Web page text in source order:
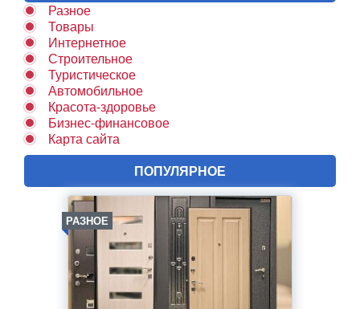
Разное
Товары
Интернетное
Строительное
Туристическое
Автомобильное
Красота-здоровье
Бизнес-финансовое
Карта сайта
ПОПУЛЯРНОЕ
РАЗНОЕ